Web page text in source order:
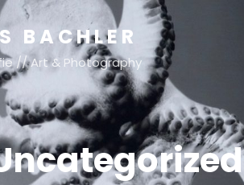
BACHLER
// Art & Photography